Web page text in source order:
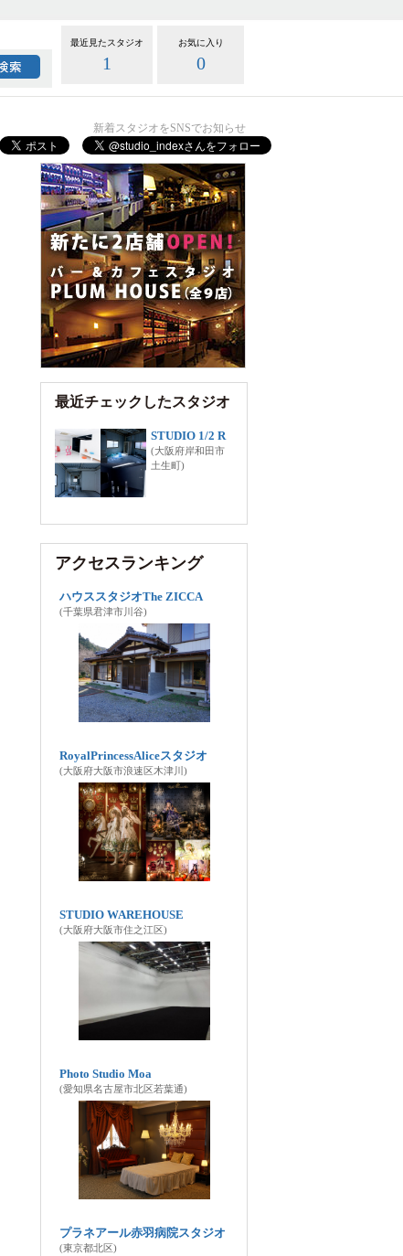
最近見たスタジオ
1
お気に入り
0
新着スタジオをSNSでお知らせ
最近チェックしたスタジオ
STUDIO 1/2 R
(大阪府岸和田市
土生町)
アクセスランキング
ハウススタジオThe ZICCA
(千葉県君津市川谷)
RoyalPrincessAliceスタジオ
(大阪府大阪市浪速区木津川)
STUDIO WAREHOUSE
(大阪府大阪市住之江区)
Photo Studio Moa
(愛知県名古屋市北区若葉通)
プラネアール赤羽病院スタジオ
(東京都北区)